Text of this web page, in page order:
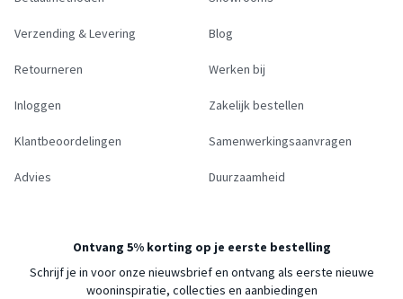
Verzending & Levering
Retourneren
Inloggen
Klantbeoordelingen
Advies
Blog
Werken bij
Zakelijk bestellen
Samenwerkingsaanvragen
Duurzaamheid
Ontvang 5% korting op je eerste bestelling
Schrijf je in voor onze nieuwsbrief en ontvang als eerste nieuwe
wooninspiratie, collecties en aanbiedingen